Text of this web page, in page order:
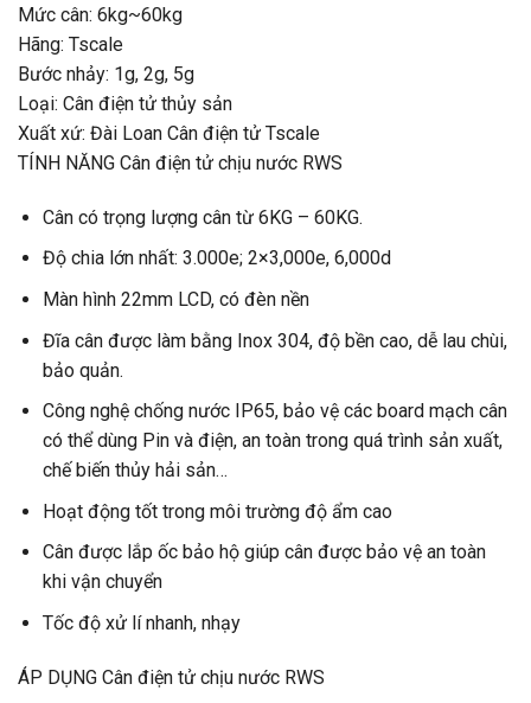
Mức cân: 6kg~60kg
Hãng: Tscale
Bước nhảy: 1g, 2g, 5g
Loại: Cân điện tử thủy sản
Xuất xứ: Đài Loan Cân điện tử Tscale
TÍNH NĂNG Cân điện tử chịu nước RWS
Cân có trọng lượng cân từ 6KG – 60KG.
Độ chia lớn nhất: 3.000e; 2×3,000e, 6,000d
Màn hình 22mm LCD, có đèn nền
Đĩa cân được làm bằng Inox 304, độ bền cao, dễ lau chùi,
bảo quản.
Công nghệ chống nước IP65, bảo vệ các board mạch cân
có thể dùng Pin và điện, an toàn trong quá trình sản xuất,
chế biến thủy hải sản…
Hoạt động tốt trong môi trường độ ẩm cao
Cân được lắp ốc bảo hộ giúp cân được bảo vệ an toàn
khi vận chuyển
Tốc độ xử lí nhanh, nhạy
ÁP DỤNG Cân điện tử chịu nước RWS